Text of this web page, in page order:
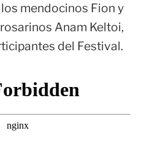
mendocinos Fion y
Anam Keltoi,
del Festival.